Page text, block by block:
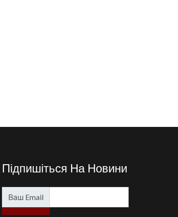
Підпишіться На Новини
Ваш Email